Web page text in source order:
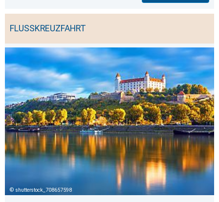
FLUSSKREUZFAHRT
shutterstock_708657598